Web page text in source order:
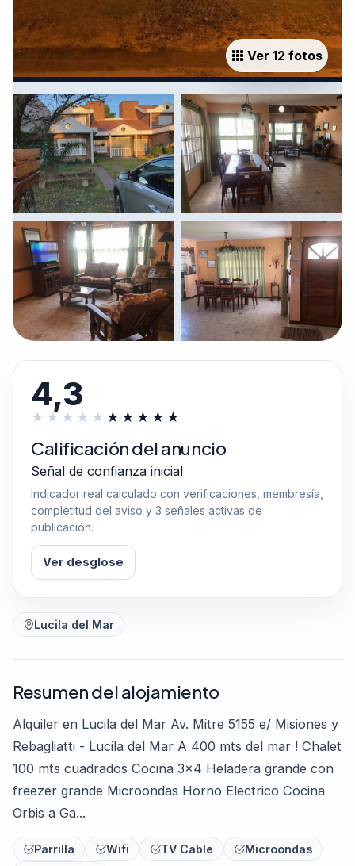
Ver 12 fotos
4,3
Calificación del anuncio
Señal de confianza inicial
Indicador real calculado con verificaciones, membresía,
completitud del aviso y 3 señales activas de
publicación.
Ver desglose
Lucila del Mar
Resumen del alojamiento
Alquiler en Lucila del Mar Av. Mitre 5155 e/ Misiones y
Rebagliatti - Lucila del Mar A 400 mts del mar ! Chalet
100 mts cuadrados Cocina 3x4 Heladera grande con
freezer grande Microondas Horno Electrico Cocina
Orbis a Ga...
Parrilla Wifi TV Cable
Microondas